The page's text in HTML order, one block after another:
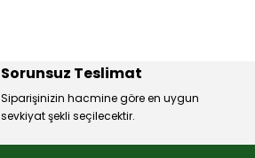
Sorunsuz Teslimat
Siparişinizin hacmine göre en uygun
sevkiyat şekli seçilecektir.